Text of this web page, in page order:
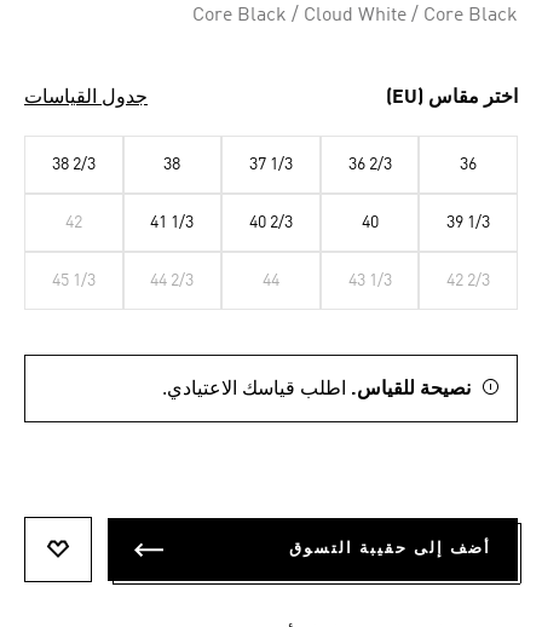
Core Black / Cloud White / Core Black
اختر مقاس (EU) جدول القياسات
36
36 2/3
37 1/3
38
38 2/3
39 1/3
40
40 2/3
41 1/3
42
42 2/3
43 1/3
44
44 2/3
45 1/3
نصيحة للقياس. اطلب قياسك الاعتيادي.
أضف إلى حقيبة التسوق